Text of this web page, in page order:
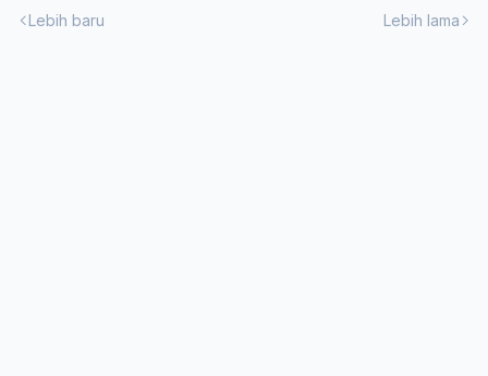
Lebih baru Lebih lama